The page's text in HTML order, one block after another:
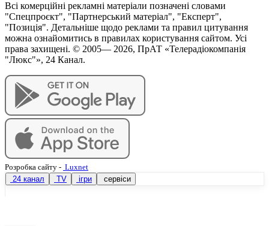
Всі комерційні рекламні матеріали позначені словами
"Спецпроєкт", "Партнерський матеріал", "Експерт",
"Позиція". Детальніше щодо реклами та правил цитування
можна ознайомитись в правилах користування сайтом. Усі
права захищені. © 2005— 2026, ПрАТ «Телерадіокомпанія
"Люкс"», 24 Канал.
Розробка сайту - Luxnet
24 канал
TV ігри сервіси